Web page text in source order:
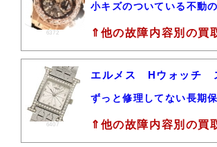
6372
小キズのついている不動
⇑他の故障内容別の買
6407
エルメス Hウォッチ
ずっと修理してない長期
⇑他の故障内容別の買